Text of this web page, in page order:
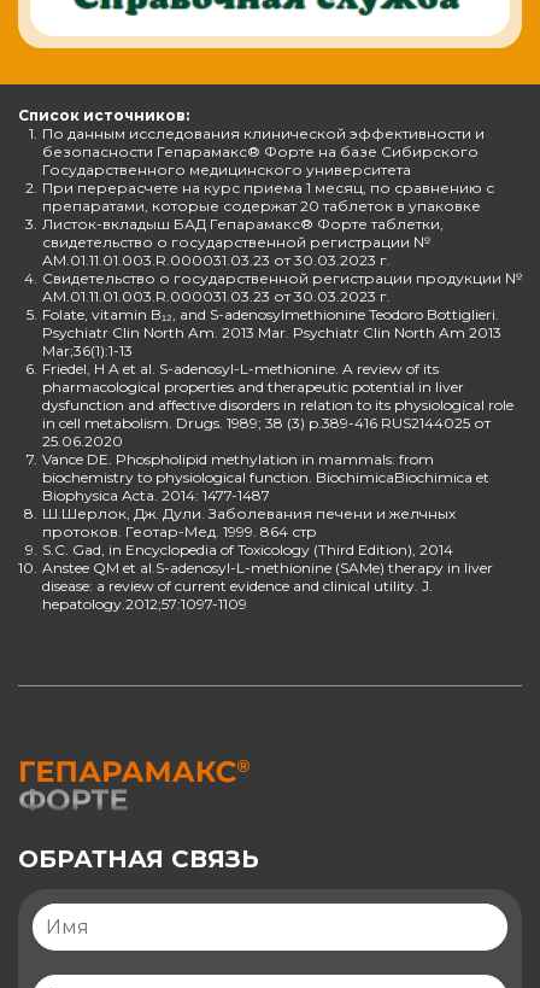
Список источников:
1. По данным исследования клинической эффективности и
безопасности Гепарамакс® Форте на базе Сибирского
Государственного медицинского университета
2. При перерасчете на курс приема 1 месяц, по сравнению с
препаратами, которые содержат 20 таблеток в упаковке
3. Листок-вкладыш БАД Гепарамакс® Форте таблетки,
свидетельство о государственной регистрации №
AM.01.11.01.003.R.000031.03.23 от 30.03.2023 г.
4. Свидетельство о государственной регистрации продукции №
AM.01.11.01.003.R.000031.03.23 от 30.03.2023 г.
5. Folate, vitamin B₁₂, and S-adenosylmethionine Teodoro Bottiglieri.
Psychiatr Clin North Am. 2013 Mar. Psychiatr Clin North Am 2013
Mar;36(1):1-13
6. Friedel, H A et al. S-adenosyl-L-methionine. A review of its
pharmacological properties and therapeutic potential in liver
dysfunction and affective disorders in relation to its physiological role
in cell metabolism. Drugs. 1989; 38 (3) p.389-416 RUS2144025 от
25.06.2020
7. Vance DE. Phospholipid methylation in mammals: from
biochemistry to physiological function. BiochimicaBiochimica et
Biophysica Acta. 2014: 1477-1487
8. Ш.Шерлок, Дж. Дули. Заболевания печени и желчных
протоков. Геотар-Мед. 1999. 864 стр
9. S.C. Gad, in Encyclopedia of Toxicology (Third Edition), 2014
10. Anstee QM et al.S-adenosyl-L-methionine (SAMe) therapy in liver
disease: a review of current evidence and clinical utility. J.
hepatology.2012;57:1097-1109
ОБРАТНАЯ СВЯЗЬ